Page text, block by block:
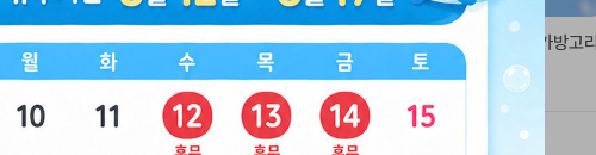
9800 산리오 학사모 봉제인형 가방고리
13cm-시나모롤 [B2-083203]
도매회원전용
9800 산리오 학사모 봉제인형 가방고리
13cm-쿠로미 [B2-083197]